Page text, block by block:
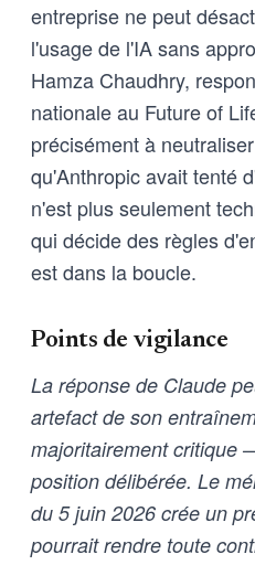
entreprise ne peut
l'usage de l'IA sans
Hamza Chaudhry,
nationale au Future of
précisément à
qu'Anthropic avait tenté
n'est plus seulement
qui décide des règles
est dans la boucle.
Points de vigilance
La réponse de Claude
artefact de son
majoritairement critique
position délibérée. Le
du 5 juin 2026 crée un
pourrait rendre toute